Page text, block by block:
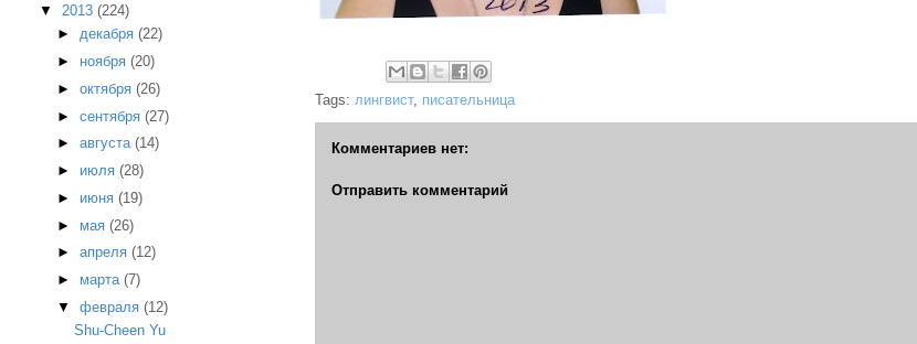
Tags: лингвист, писательница
Комментариев нет:
Отправить комментарий
▼ 2013 (224)
► декабря (22)
► ноября (20)
► октября (26)
► сентября (27)
► августа (14)
► июля (28)
► июня (19)
► мая (26)
► апреля (12)
► марта (7)
▼ февраля (12)
Shu-Cheen Yu